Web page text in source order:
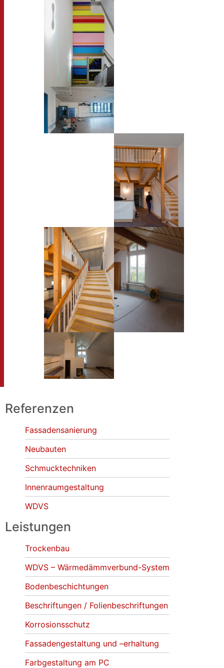
Referenzen
Fassadensanierung
Neubauten
Schmucktechniken
Innenraumgestaltung
WDVS
Leistungen
Trockenbau
WDVS – Wärmedämmverbund-System
Bodenbeschichtungen
Beschriftungen / Folienbeschriftungen
Korrosionsschutz
Fassadengestaltung und –erhaltung
Farbgestaltung am PC